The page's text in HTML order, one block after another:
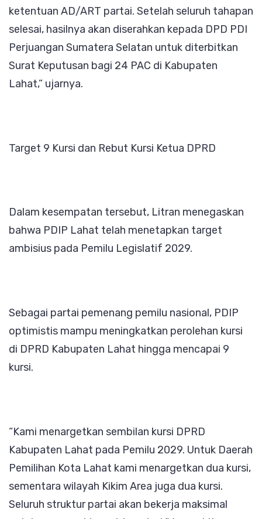
ketentuan AD/ART partai. Setelah seluruh tahapan
selesai, hasilnya akan diserahkan kepada DPD PDI
Perjuangan Sumatera Selatan untuk diterbitkan
Surat Keputusan bagi 24 PAC di Kabupaten
Lahat,” ujarnya.
Target 9 Kursi dan Rebut Kursi Ketua DPRD
Dalam kesempatan tersebut, Litran menegaskan
bahwa PDIP Lahat telah menetapkan target
ambisius pada Pemilu Legislatif 2029.
Sebagai partai pemenang pemilu nasional, PDIP
optimistis mampu meningkatkan perolehan kursi
di DPRD Kabupaten Lahat hingga mencapai 9
kursi.
“Kami menargetkan sembilan kursi DPRD
Kabupaten Lahat pada Pemilu 2029. Untuk Daerah
Pemilihan Kota Lahat kami menargetkan dua kursi,
sementara wilayah Kikim Area juga dua kursi.
Seluruh struktur partai akan bekerja maksimal